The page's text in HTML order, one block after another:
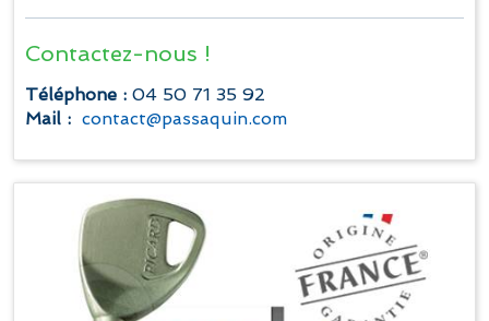
Contactez-nous !
Téléphone : 04 50 71 35 92
Mail : contact@passaquin.com